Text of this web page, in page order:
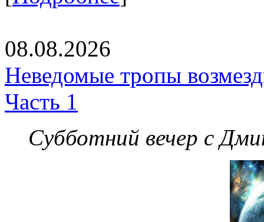
08.08.2026
Неведомые тропы
Часть 1
Субботний вечер с